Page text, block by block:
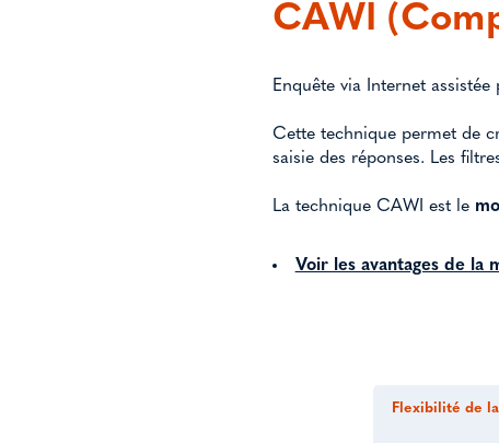
CAWI
Enquête via Internet
Cette technique permet de
saisie des réponses. Les
La technique CAWI est le
Voir les avantages de la
Flexibilité de